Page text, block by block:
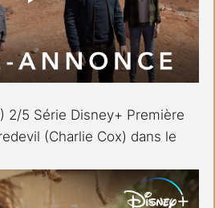
2/5 Série Disney+ Première
(Charlie Cox) dans le